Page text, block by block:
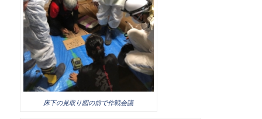
床下の見取り図の前で作戦会議